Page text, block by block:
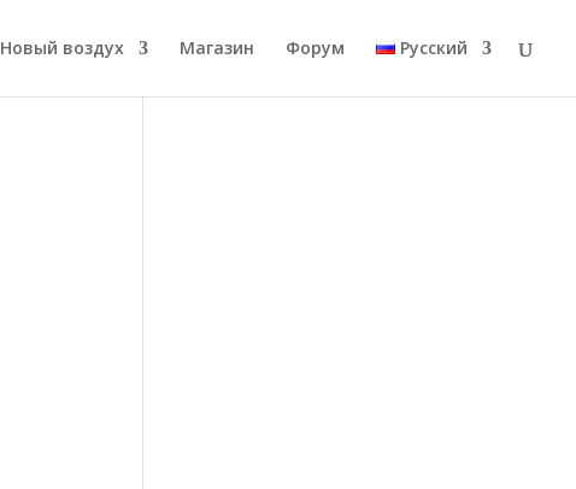
Новый воздух Магазин Форум Русский